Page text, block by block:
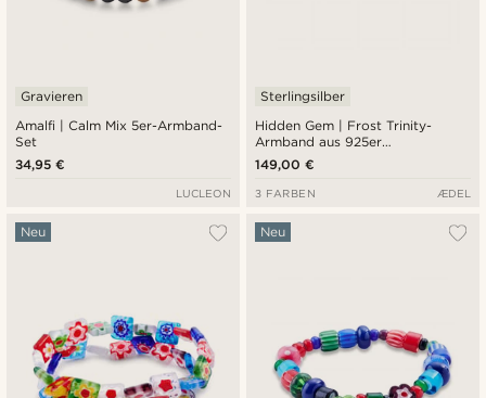
Amalfi | Calm Mix 5er-Armband-
Set
Gravieren
34,95 €
LUCLEON
Hidden Gem | Frost Trinity-
Armband aus 925er
Sterlingsilber
Sterlingsilber
149,00 €
3 FARBEN ÆDEL
Neu Neu